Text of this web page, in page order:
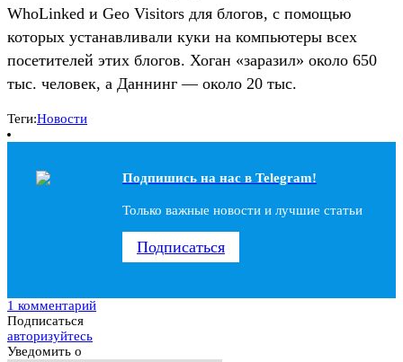
WhoLinked и Geo Visitors для блогов, с помощью
которых устанавливали куки на компьютеры всех
посетителей этих блогов. Хоган «заразил» около 650
тыс. человек, а Даннинг — около 20 тыс.
Теги:Новости
Подпишись на наc в Telegram!
Только важные новости и лучшие статьи
Подписаться
1 комментарий
Подписаться
авторизуйтесь
Уведомить о